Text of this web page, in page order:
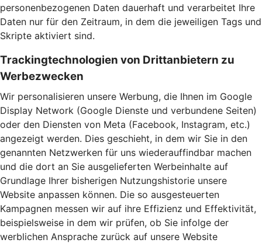
personenbezogenen Daten dauerhaft und verarbeitet Ihre
Daten nur für den Zeitraum, in dem die jeweiligen Tags und
Skripte aktiviert sind.
Trackingtechnologien von Drittanbietern zu
Werbezwecken
Wir personalisieren unsere Werbung, die Ihnen im Google
Display Network (Google Dienste und verbundene Seiten)
oder den Diensten von Meta (Facebook, Instagram, etc.)
angezeigt werden. Dies geschieht, in dem wir Sie in den
genannten Netzwerken für uns wiederauffindbar machen
und die dort an Sie ausgelieferten Werbeinhalte auf
Grundlage Ihrer bisherigen Nutzungshistorie unsere
Website anpassen können. Die so ausgesteuerten
Kampagnen messen wir auf ihre Effizienz und Effektivität,
beispielsweise in dem wir prüfen, ob Sie infolge der
werblichen Ansprache zurück auf unsere Website